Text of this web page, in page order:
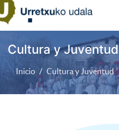
Cultura y Juventud
Inicio Cultura y Juventud